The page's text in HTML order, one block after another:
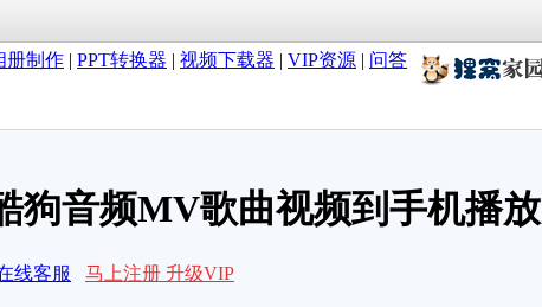
册制作 | PPT转换器 | 视频下载器 | VIP资源 | 问答
狗音频MV歌曲视频到手机播放
线客服 马上注册 升级VIP